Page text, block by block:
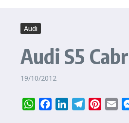
Audi
Audi S5
19/10/2012
WhatsAppFacebookLinkedInTelegram